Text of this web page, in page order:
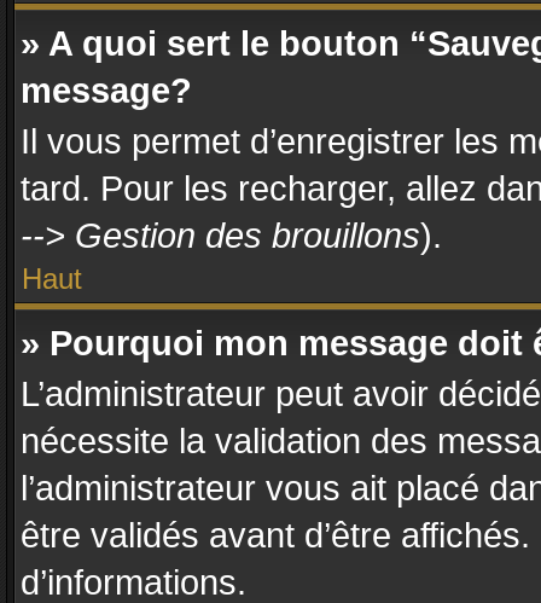
» A quoi sert le bouton
message?
Il vous permet d’enregistrer les
tard. Pour les recharger, allez
--> Gestion des brouillons).
Haut
» Pourquoi mon message doit
L’administrateur peut avoir
nécessite la validation des
l’administrateur vous ait placé
être validés avant d’être
d’informations.